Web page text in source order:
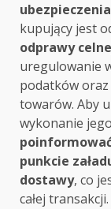
kupujący jest
odprawy
uregulowanie
podatków oraz
towarów. Aby
wykonanie
punkcie
dostawy, co
całej transakcji.